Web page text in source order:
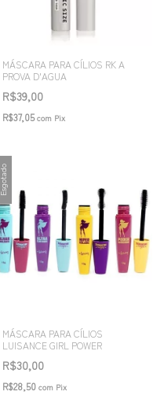
MÁSCARA PARA CÍLIOS RK A
PROVA D'AGUA
R$39,00
R$37,05com Pix
Esgotado
MÁSCARA PARA CÍLIOS
LUISANCE GIRL POWER
R$30,00
R$28,50 com Pix